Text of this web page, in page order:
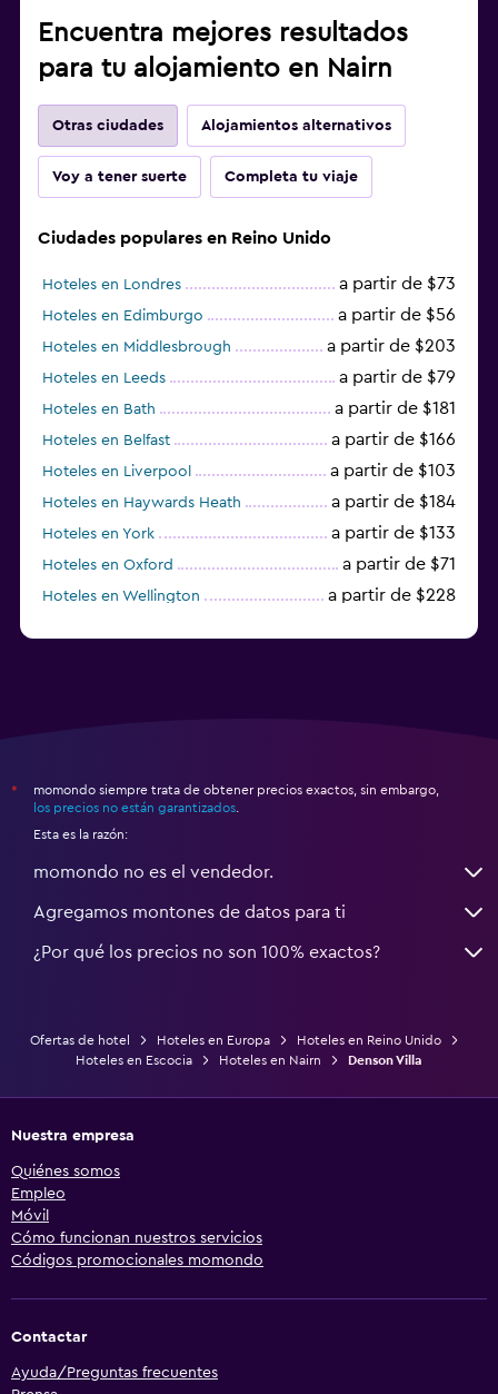
Encuentra mejores resultados
para tu alojamiento en Nairn
Otras ciudades Alojamientos alternativos
Voy a tener suerte Completa tu viaje
Ciudades populares en Reino Unido
Hoteles en Londres a partir de $73
Hoteles en Edimburgo a partir de $56
Hoteles en Middlesbrough a partir de $203
Hoteles en Leeds a partir de $79
Hoteles en Bath a partir de $181
Hoteles en Belfast a partir de $166
Hoteles en Liverpool a partir de $103
Hoteles en Haywards Heath a partir de $184
Hoteles en York a partir de $133
Hoteles en Oxford a partir de $71
Hoteles en Wellington a partir de $228
*
momondo siempre trata de obtener precios exactos, sin embargo,
los precios no están garantizados
Esta es la razón:
momondo no es el vendedor.
Agregamos montones de datos para ti
¿Por qué los precios no son 100% exactos?
Ofertas de hotel Hoteles en Europa
Hoteles en Reino Unido
Hoteles en Escocia
Hoteles en Nairn Denson Villa
Nuestra empresa
Quiénes somos
Empleo
Móvil
Cómo funcionan nuestros servicios
Códigos promocionales momondo
Contactar
Ayuda/Preguntas frecuentes